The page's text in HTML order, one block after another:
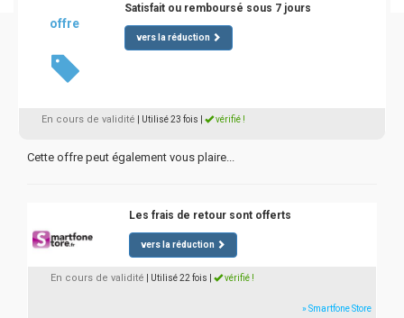
offre
Satisfait ou remboursé sous 7 jours
vers la réduction
En cours de validité | Utilisé 23 fois vérifié !
Cette offre peut également vous plaire...
Les frais de retour sont offerts
vers la réduction
En cours de validité | Utilisé 22 fois vérifié !
» Smartfone Store